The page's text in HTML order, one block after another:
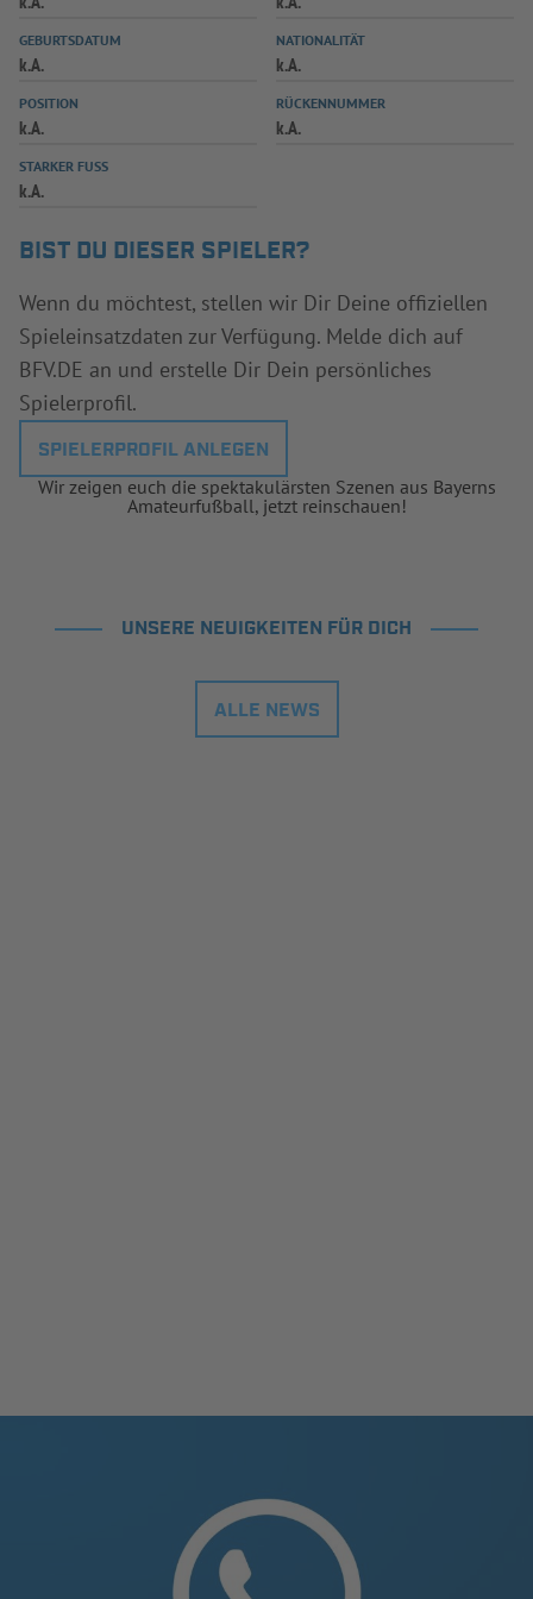
SPIELPLUS
GEBURTSDATUM
k.A.
NATIONALITÄT
k.A.
POSITION
k.A.
RÜCKENNUMMER
k.A.
STARKER FUSS
k.A.
BIST DU DIESER SPIELER?
Wenn du möchtest, stellen wir Dir Deine offiziellen
Spieleinsatzdaten zur Verfügung. Melde dich auf
BFV.DE an und erstelle Dir Dein persönliches
Spielerprofil.
SPIELERPROFIL ANLEGEN
Wir zeigen euch die spektakulärsten Szenen aus Bayerns
Amateurfußball, jetzt reinschauen!
UNSERE NEUIGKEITEN FÜR DICH
ALLE NEWS